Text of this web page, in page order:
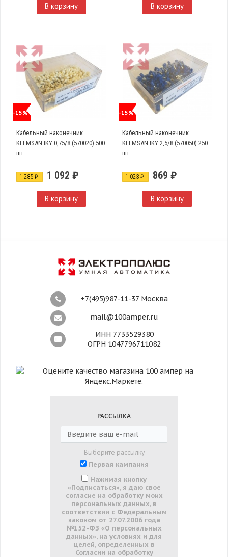
В корзину В корзину
-15%
Кабельный наконечник
KLEMSAN IKY 0,75/8 (570020) 500
шт.
1 285 ₽ 1 092 ₽
В корзину
-15%
Кабельный наконечник
KLEMSAN IKY 2,5/8 (570050) 250
шт.
1 023 ₽ 869 ₽
В корзину
+7(495)987-11-37 Москва
mail@100amper.ru
ИНН 7733529380
ОГРН 1047796711082
РАССЫЛКА
Выберите рассылку
Первая кампания
Нажимая кнопку
«Подписаться», я даю свое
согласие на обработку моих
персональных данных, в
соответствии с Федеральным
законом от 27.07.2006 года
№152-ФЗ «О персональных
данных», на условиях и для
целей, определенных в
Согласии на обработку